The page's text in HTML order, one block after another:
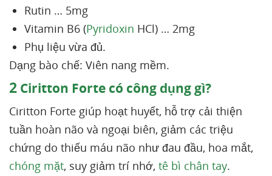
Rutin … 5mg
Vitamin B6 (Pyridoxin HCl) … 2mg
Phụ liệu vừa đủ.
Dạng bào chế: Viên nang mềm.
2 Ciritton Forte có công dụng gì?
Ciritton Forte giúp hoạt huyết, hỗ trợ cải thiện
tuần hoàn não và ngoại biên, giảm các triệu
chứng do thiếu máu não như đau đầu, hoa mắt,
chóng mặt, suy giảm trí nhớ, tê bì chân tay.